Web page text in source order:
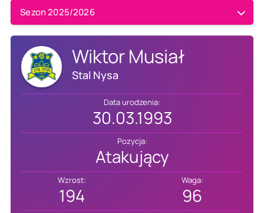
Sezon 2025/2026
Wiktor Musiał
Stal Nysa
Data urodzenia:
30.03.1993
Pozycja:
Atakujący
Wzrost:
194
Waga:
96